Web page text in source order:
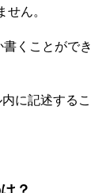
ん。
くことができ
に記述するこ